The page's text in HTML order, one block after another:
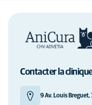
Contacter la
9 Av. Louis